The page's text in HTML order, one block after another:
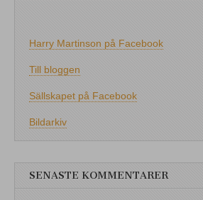
Harry Martinson på Facebook
Till bloggen
Sällskapet på Facebook
Bildarkiv
SENASTE KOMMENTARER